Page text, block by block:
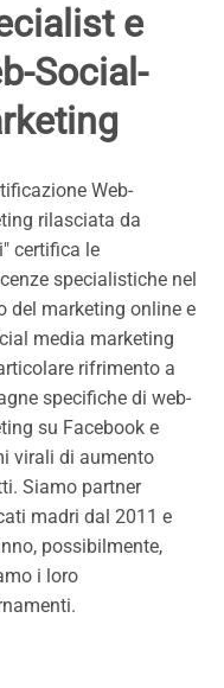
e
Social-
Web-
rilasciata da
certifica le
specialistiche nel
del marketing online e
media marketing
rifrimento a
specifiche di web-
su Facebook e
virali di aumento
Siamo partner
madri dal 2011 e
possibilmente,
i loro